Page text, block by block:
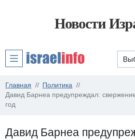
Новости
Главная
Политика
Давид Барнеа предупреждал:
год
Давид Барнеа